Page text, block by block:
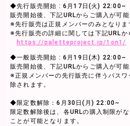
◆先行販売開始 : 6月17日(火) 22:00~
販売開始後、下記URLからご購入が可能
※先行販売は正規メンバーのみとなりま
※先行販売の詳細に関しては下記URLか
https://paletteproject.jp/1on1/
◆一般販売開始 : 6月19日(木) 22:00~
販売開始後、下記URLからご購入が可能
※正規メンバーの先行販売に伴うパス
除されます。
◆限定数解除：6月30日(月) 22:00~
限定数解除後は、各URLの購入制限が
ことが可能となります。